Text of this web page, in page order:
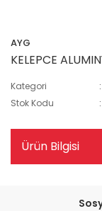
AYG
KELEPCE
Kategori
Stok Kodu
Ürün Bilgisi